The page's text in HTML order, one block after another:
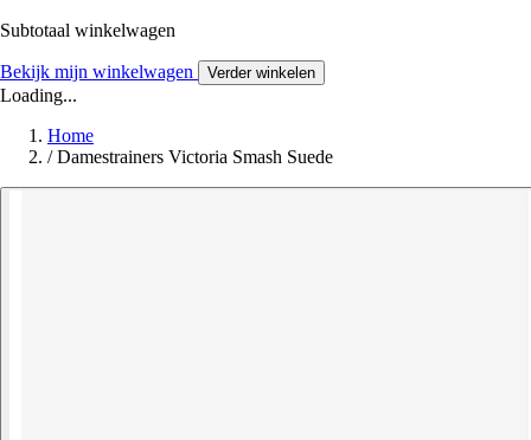
Subtotaal winkelwagen
Bekijk mijn winkelwagen Verder winkelen
Loading...
Home
/ Damestrainers Victoria Smash Suede